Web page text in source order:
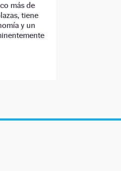
más de
tiene
y un